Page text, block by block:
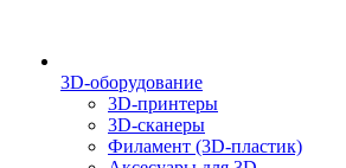
3D-оборудование
3D-принтеры
3D-сканеры
Филамент (3D-пластик)